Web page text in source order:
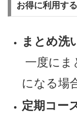
お得に利用す
まとめ洗
一度にま
になる場
定期コー